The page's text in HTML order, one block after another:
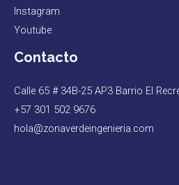
Instagram
Youtube
Contacto
Calle 65 # 34B-25 AP3 Barrio El
+57 301 502 9676
hola@zonaverdeingenieria.com